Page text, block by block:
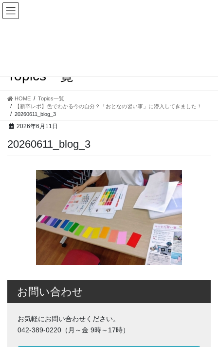
コ
ン
キ
プ
ナ
ビ
に
動
Topics一覧
HOME
Topics一覧
【新卒レポ】色でわかる今の自分？「おとなの習い事」に潜入してきました！
20260611_blog_3
2026年6月11日
20260611_blog_3
お問い合わせ
お気軽にお問い合わせください。
042-389-0220（月～金 9時～17時）